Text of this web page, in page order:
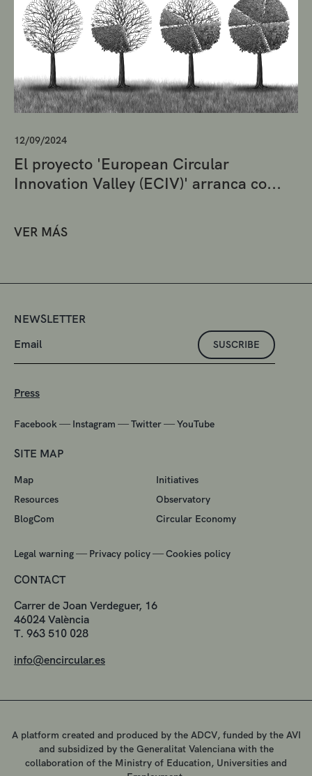
12/09/2024
El proyecto 'European Circular
Innovation Valley (ECIV)' arranca co...
VER MÁS
NEWSLETTER
SUSCRIBE
Press
Facebook — Instagram —Twitter—YouTube
SITE MAP
Map
Initiatives
Resources
Observatory
BlogCom
Circular Economy
Legal warning— Privacy policy—Cookies policy
CONTACT
Carrer de Joan Verdeguer, 16
46024 València
T. 963 510 028
info@encircular.es
A platform created and produced by the ADCV, funded by the AVI
and subsidized by the Generalitat Valenciana with the
collaboration of the Ministry of Education, Universities and